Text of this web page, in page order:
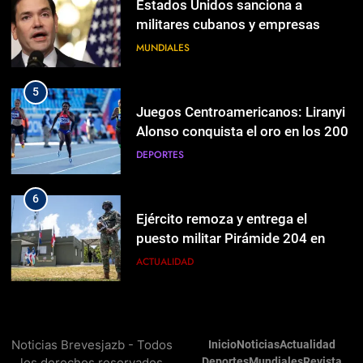
DEPORTES
6
Neyba
ACTUALIDAD
7
ECONOMÍA
8
Estados Unidos sanciona a
militares cubanos y empresas
vinculadas a la adquisición de
MUNDIALES
5
Juegos Centroamericanos: Liranyi
Alonso conquista el oro en los 200
DEPORTES
6
Ejército remoza y entrega el
puesto militar Pirámide 204 en
Neyba
ACTUALIDAD
APAP para el crecimiento
Noticias Brevesjazb - Todos
InicioNoticiasActualidad